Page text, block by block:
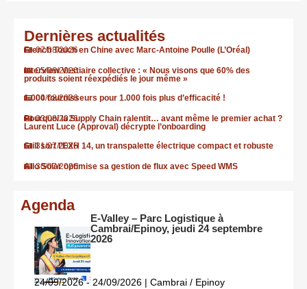
Dernières actualités
07/08/2026
French Touch en Chine avec Marc-Antoine Poulle (L’Oréal)
05/08/2026
Interview Vestiaire collective : « Nous visons que 60% des
produits soient réexpédiés le jour même »
04/08/2026
1.000 fournisseurs pour 1.000 fois plus d’efficacité !
03/08/2026
Pourquoi la Supply Chain ralentit… avant même le premier achat ?
Laurent Luce (Approval) décrypte l’onboarding
31/07/2026
Still sort l’EXH 14, un transpalette électrique compact et robuste
30/07/2026
Allo Solar optimise sa gestion de flux avec Speed WMS
Agenda
E-Valley – Parc Logistique à
Cambrai/Epinoy, jeudi 24 septembre
2026
24/09/2026 - 24/09/2026 | Cambrai / Epinoy